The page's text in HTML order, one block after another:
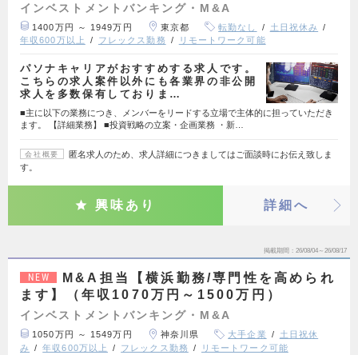
インベストメントバンキング・M&A
1400万円 ～ 1949万円 東京都 転勤なし
土日祝休み
年収600万以上
フレックス勤務 リモートワーク可能
パソナキャリアがおすすめする求人です。
こちらの求人案件以外にも各業界の非公開
求人を多数保有しておりま…
■主に以下の業務につき、メンバーをリードする立場で主体的に担っていただき
ます。 【詳細業務】 ■投資戦略の立案・企画業務 ・新…
会社概要
匿名求人のため、求人詳細につきましてはご面談時にお伝え致しま
す。
興味あり 詳細へ
掲載期間 26/08/04～26/08/17
NEW
M&A担当【横浜勤務/専門性を高められ
ます】（年収1070万円～1500万円）
インベストメントバンキング・M&A
1050万円 ～ 1549万円 神奈川県 大手企業
土日祝休
み
年収600万以上 フレックス勤務 リモートワーク可能